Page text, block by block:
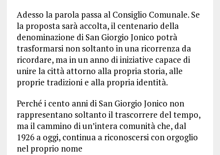
Adesso la parola passa al Consiglio Comunale. Se
la proposta sarà accolta, il centenario della
denominazione di San Giorgio Jonico potrà
trasformarsi non soltanto in una ricorrenza da
ricordare, ma in un anno di iniziative capace di
unire la città attorno alla propria storia, alle
proprie tradizioni e alla propria identità.
Perché i cento anni di San Giorgio Jonico non
rappresentano soltanto il trascorrere del tempo,
ma il cammino di un’intera comunità che, dal
1926 a oggi, continua a riconoscersi con orgoglio
nel proprio nome